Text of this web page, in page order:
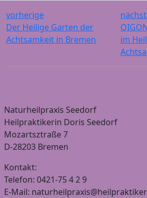
vorherige
Der Heilige Garten der
Achtsamkeit in Bremen
im
Naturheilpraxis Seedorf
Heilpraktikerin Doris Seedorf
Mozartsztraße 7
D-28203 Bremen
Kontakt:
Telefon: 0421-75 4 2 9
E-Mail: